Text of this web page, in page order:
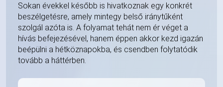
Sokan évekkel később is hivatkoznak egy konkrét
beszélgetésre, amely mintegy belső iránytűként
szolgál azóta is. A folyamat tehát nem ér véget a
hívás befejezésével, hanem éppen akkor kezd igazán
beépülni a hétköznapokba, és csendben folytatódik
tovább a háttérben.